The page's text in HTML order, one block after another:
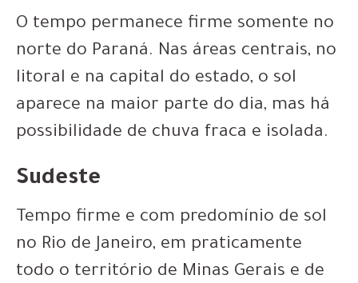
O tempo permanece firme somente no
norte do Paraná. Nas áreas centrais, no
litoral e na capital do estado, o sol
aparece na maior parte do dia, mas há
possibilidade de chuva fraca e isolada.
Sudeste
Tempo firme e com predomínio de sol
no Rio de Janeiro, em praticamente
todo o território de Minas Gerais e de